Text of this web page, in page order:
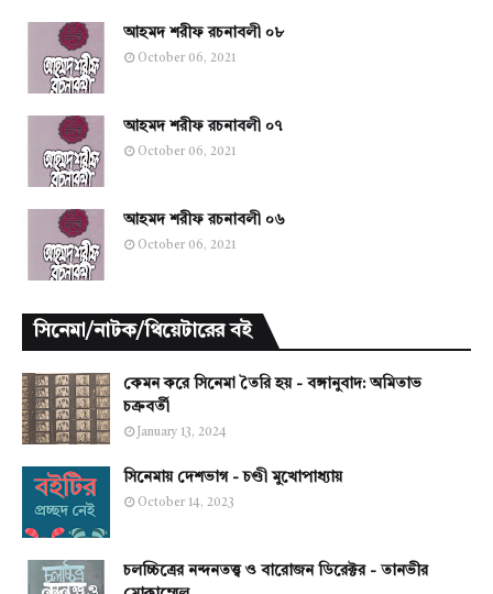
আহমদ শরীফ রচনাবলী ০৮
October 06, 2021
আহমদ শরীফ রচনাবলী ০৭
October 06, 2021
আহমদ শরীফ রচনাবলী ০৬
October 06, 2021
সিনেমা/নাটক/থিয়েটারের বই
কেমন করে সিনেমা তৈরি হয় - বঙ্গানুবাদ: অমিতাভ
চক্রবর্তী
January 13, 2024
সিনেমায় দেশভাগ - চণ্ডী মুখোপাধ্যায়
October 14, 2023
চলচ্চিত্রের নন্দনতত্ত্ব ও বারোজন ডিরেক্টর - তানভীর